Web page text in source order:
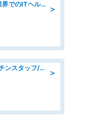
＞
ヘルプデスク/外資系保険業界でのITヘルプデスク業務/駅近/即日勤務可/ヘルプデスク
＞
日払いOKで即日収入/キッチンスタッフ/「原付免許必須」デリバリー業務など、自己成長可能な幅広い仕事に挑戦!髪型自由&ピアス・ネイルOK/茨城県/水戸市